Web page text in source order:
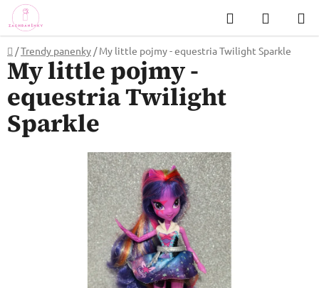
Přejít
na
obsah
Hledat
KOŠÍK
Domů
/Trendy panenky / My little pojmy - equestria Twilight Sparkle
My little pojmy -
equestria Twilight
Sparkle